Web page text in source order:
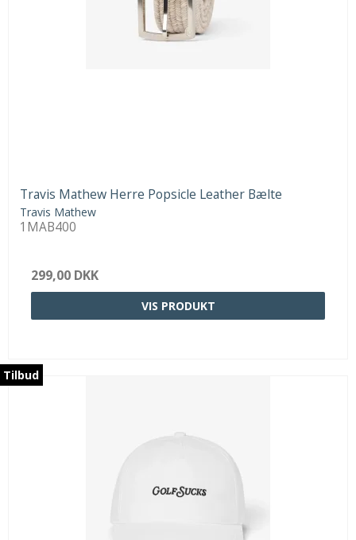
Travis Mathew Herre Popsicle Leather Bælte
Travis Mathew
1MAB400
299,00 DKK
VIS PRODUKT
Tilbud